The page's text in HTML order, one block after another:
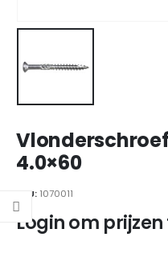
Vlonderschroef
4.0×60
SKU: 1070011
Login om